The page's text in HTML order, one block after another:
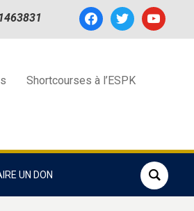
facebooktwitter youtube
Shortcourses à l’ESPK
UN DON